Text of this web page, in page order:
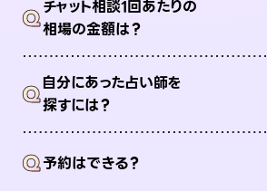
Qチャット相談1回あたりの
相場の金額は？
Q自分にあった占い師を
探すには？
Q予約はできる？